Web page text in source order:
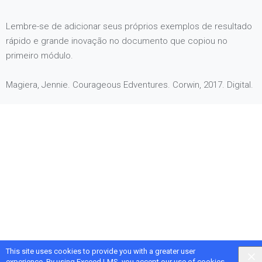
This site uses cookies to provide you with a greater user
Lembre-se de adicionar seus próprios exemplos de resultado
rápido e grande inovação no documento que copiou no
primeiro módulo.
Magiera, Jennie. Courageous Edventures. Corwin, 2017. Digital.